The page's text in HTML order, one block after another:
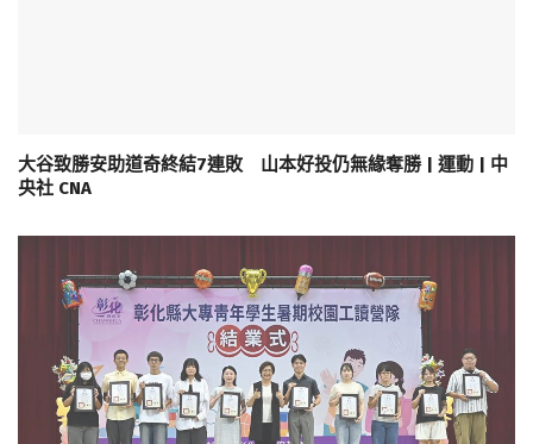
大谷致勝安助道奇終結7連敗 山本好投仍無緣奪勝 | 運動 | 中
央社 CNA